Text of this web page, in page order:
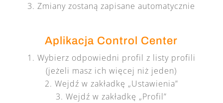
Zmiany zostaną zapisane automatycznie
Aplikacja Control Center
Wybierz odpowiedni profil z listy profili
(jeżeli masz ich więcej niż jeden)
Wejdź w zakładkę „Ustawienia”
Wejdź w zakładkę „Profil”